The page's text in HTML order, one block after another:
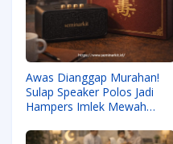
Awas Dianggap Murahan!
Sulap Speaker Polos Jadi
Hampers Imlek Mewah